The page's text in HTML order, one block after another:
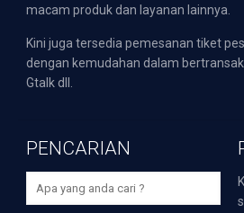
macam produk dan layanan lainnya.
Kini juga tersedia pemesanan tiket
dengan kemudahan dalam
Gtalk dll.
PENCARIAN